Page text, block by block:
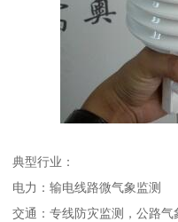
典型行业：
电力：输电线路微气象监测
交通：专线防灾监测，公路气